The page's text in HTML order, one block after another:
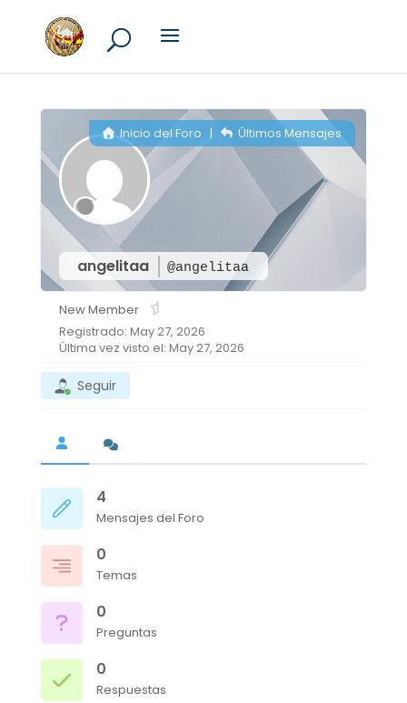
angelitaa @angelitaa
Inicio del Foro | Últimos Mensajes
New Member
Registrado: May 27, 2026
Última vez visto el: May 27, 2026
Seguir
4
Mensajes del Foro
0
Temas
0
Preguntas
0
Respuestas